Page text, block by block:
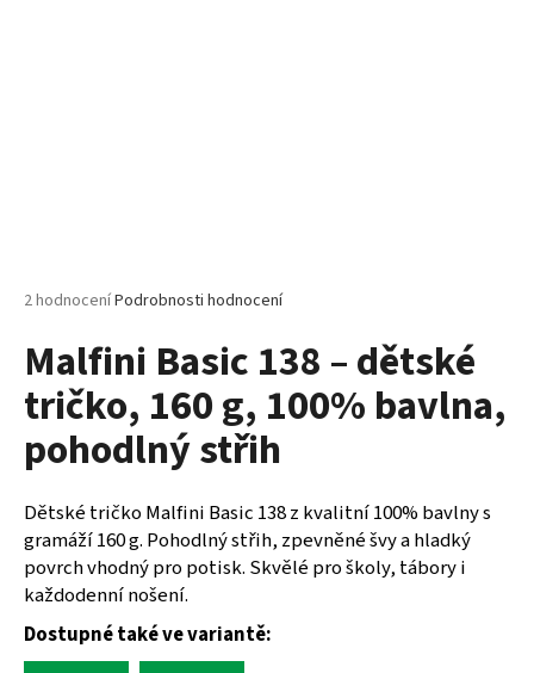
Průměrné
produktu
je
5,0
z
hvězdiček.
2 hodnoceníPodrobnosti hodnocení
Malfini Basic 138 – dětské
tričko, 160 g, 100% bavlna,
pohodlný střih
Dětské tričko Malfini Basic 138 z kvalitní 100% bavlny s
gramáží 160 g. Pohodlný střih, zpevněné švy a hladký
povrch vhodný pro potisk. Skvělé pro školy, tábory i
každodenní nošení.
Dostupné také ve variantě:
54